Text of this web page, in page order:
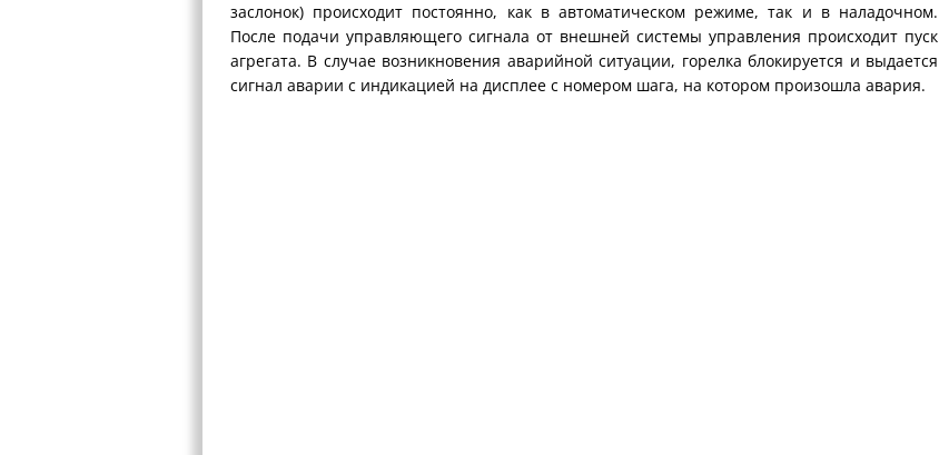
заслонок) происходит постоянно, как в автоматическом режиме, так и в наладочном.
После подачи управляющего сигнала от внешней системы управления происходит пуск
агрегата. В случае возникновения аварийной ситуации, горелка блокируется и выдается
сигнал аварии с индикацией на дисплее с номером шага, на котором произошла авария.